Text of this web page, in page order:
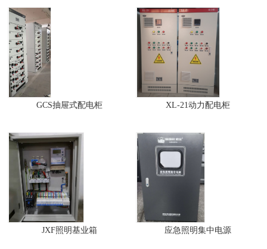
GCS抽屉式配电柜 XL-21动力配电柜
JXF照明基业箱 应急照明集中电源